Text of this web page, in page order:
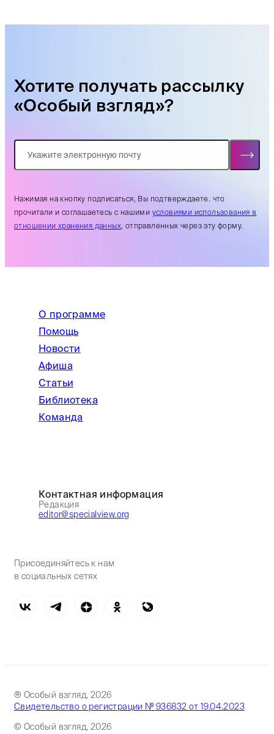
Хотите получать рассылку
«Особый взгляд»?
Нажимая на кнопку подписаться, Вы подтверждаете. что
прочитали и соглашаетесь с нашими условиями использования в
отношении хранения данных, отправленных через эту форму.
О программе
Помощь
Новости
Афиша
Статьи
Библиотека
Команда
Контактная информация
Редакция
editor@specialview.org
Присоединяйтесь к нам
в социальных сетях
® Особый взгляд, 2026
Свидетельство о регистрации № 936832 от 19.04.2023
© Особый взгляд, 2026